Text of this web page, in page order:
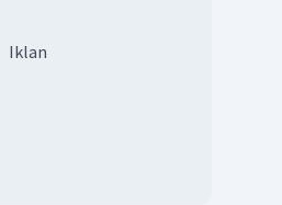
moyang dan dianggap suci,
Iklan